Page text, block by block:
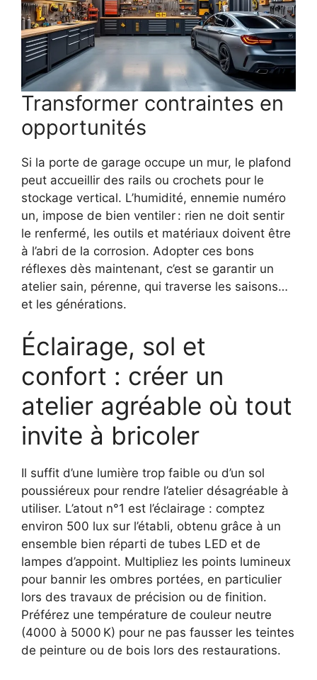
Transformer contraintes en
opportunités
Si la porte de garage occupe un mur, le plafond
peut accueillir des rails ou crochets pour le
stockage vertical. L’humidité, ennemie numéro
un, impose de bien ventiler : rien ne doit sentir
le renfermé, les outils et matériaux doivent être
à l’abri de la corrosion. Adopter ces bons
réflexes dès maintenant, c’est se garantir un
atelier sain, pérenne, qui traverse les saisons…
et les générations.
Éclairage, sol et
confort : créer un
atelier agréable où tout
invite à bricoler
Il suffit d’une lumière trop faible ou d’un sol
poussiéreux pour rendre l’atelier désagréable à
utiliser. L’atout n°1 est l’éclairage : comptez
environ 500 lux sur l’établi, obtenu grâce à un
ensemble bien réparti de tubes LED et de
lampes d’appoint. Multipliez les points lumineux
pour bannir les ombres portées, en particulier
lors des travaux de précision ou de finition.
Préférez une température de couleur neutre
(4000 à 5000 K) pour ne pas fausser les teintes
de peinture ou de bois lors des restaurations.